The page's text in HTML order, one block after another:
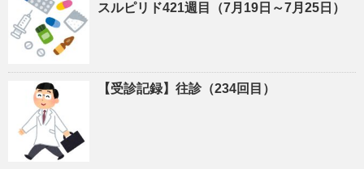
スルピリド421週目（7月19日～7月25日）
【受診記録】往診（234回目）